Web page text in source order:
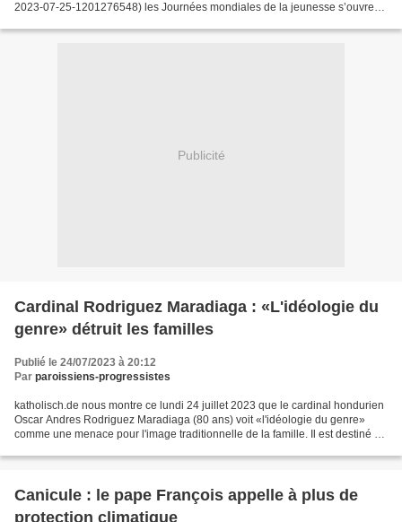
2023-07-25-1201276548) les Journées mondiales de la jeunesse s’ouvrent
Publicité
Cardinal Rodriguez Maradiaga : «L'idéologie du
genre» détruit les familles
Publié le 24/07/2023 à 20:12
Par paroissiens-progressistes
katholisch.de nous montre ce lundi 24 juillet 2023 que le cardinal hondurien
Oscar Andres Rodriguez Maradiaga (80 ans) voit «l'idéologie du genre»
comme une menace pour l'image traditionnelle de la famille. Il est destiné à
Canicule : le pape François appelle à plus de
protection climatique